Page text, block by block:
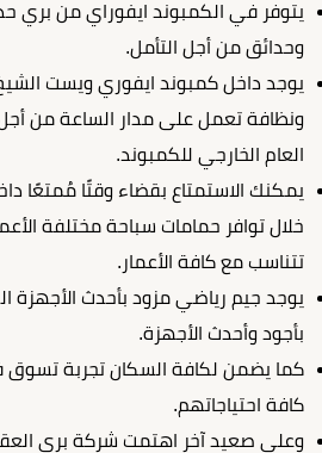
يتوفر في الكمبوند ايفوراي من بري
وحدائق من أجل التأمل.
يوجد داخل كمبوند ايفوري ويست
ونظافة تعمل على مدار الساعة من
العام الخارجي للكمبوند.
يمكنك الاستمتاع بقضاء وقتًا مُمتعًا
خلال توافر حمامات سباحة مختلفة
تتناسب مع كافة الأعمار.
يوجد جيم رياضي مزود بأحدث الأجهزة
بأجود وأحدث الأجهزة.
كما يضمن لكافة السكان تجربة تسوق
كافة احتياجاتهم.
وعلى صعيد آخر اهتمت شركة بري